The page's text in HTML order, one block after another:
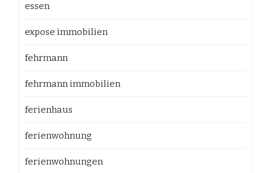
essen
expose immobilien
fehrmann
fehrmann immobilien
ferienhaus
ferienwohnung
ferienwohnungen